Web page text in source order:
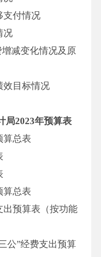
支付情况
况
减变化情况及原
效目标情况
局2023年预算表
算总表
算总表
出预算表（按功能
公”经费支出预算